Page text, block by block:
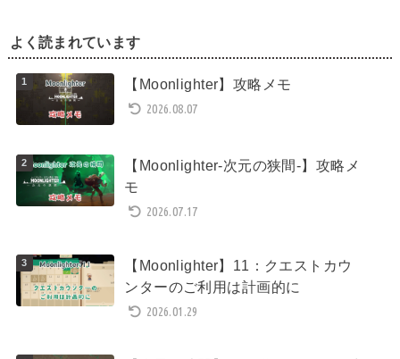
よく読まれています
【Moonlighter】攻略メモ
2026.08.07
【Moonlighter-次元の狭間-】攻略メ
モ
2026.07.17
【Moonlighter】11：クエストカウ
ンターのご利用は計画的に
2026.01.29